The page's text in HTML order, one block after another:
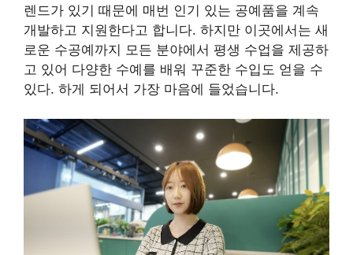
렌드가 있기 때문에 매번 인기 있는 공예품을 계속
개발하고 지원한다고 합니다. 하지만 이곳에서는 새
로운 수공예까지 모든 분야에서 평생 수업을 제공하
고 있어 다양한 수예를 배워 꾸준한 수입도 얻을 수
있다. 하게 되어서 가장 마음에 들었습니다.